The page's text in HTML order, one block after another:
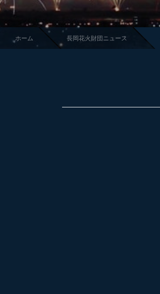
ホーム 長岡花火財団ニュース